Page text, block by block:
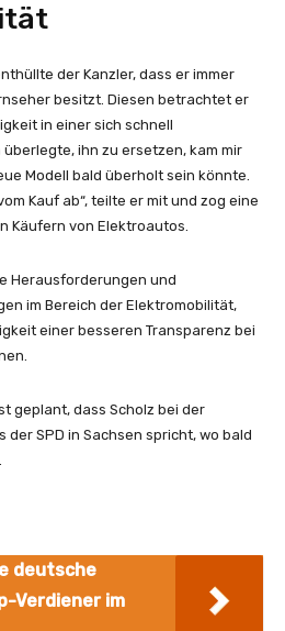
der Kanzler, dass er immer
besitzt. Diesen betrachtet er
in einer sich schnell
überlegte, ihn zu ersetzen, kam mir
Modell bald überholt sein könnte.
Kauf ab“, teilte er mit und zog eine
Käufern von Elektroautos.
Herausforderungen und
im Bereich der Elektromobilität,
einer besseren Transparenz bei
geplant, dass Scholz bei der
der SPD in Sachsen spricht, wo bald
deutsche
Verdiener im